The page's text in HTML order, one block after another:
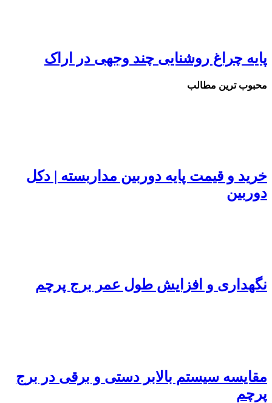
پایه چراغ روشنایی چند وجهی در اراک
محبوب ترین مطالب
خرید و قیمت پایه دوربین مداربسته | دکل
دوربین
نگهداری و افزایش طول عمر برج پرچم
مقایسه سیستم بالابر دستی و برقی در برج
پرچم